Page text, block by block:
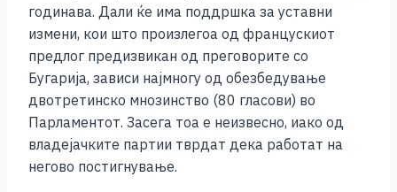
годинава. Дали ќе има поддршка за уставни
измени, кои што произлегоа од францускиот
предлог предизвикан од преговорите со
Бугарија, зависи најмногу од обезбедување
двотретинско мнозинство (80 гласови) во
Парламентот. Засега тоа е неизвесно, иако од
владејачките партии тврдат дека работат на
негово постигнување.